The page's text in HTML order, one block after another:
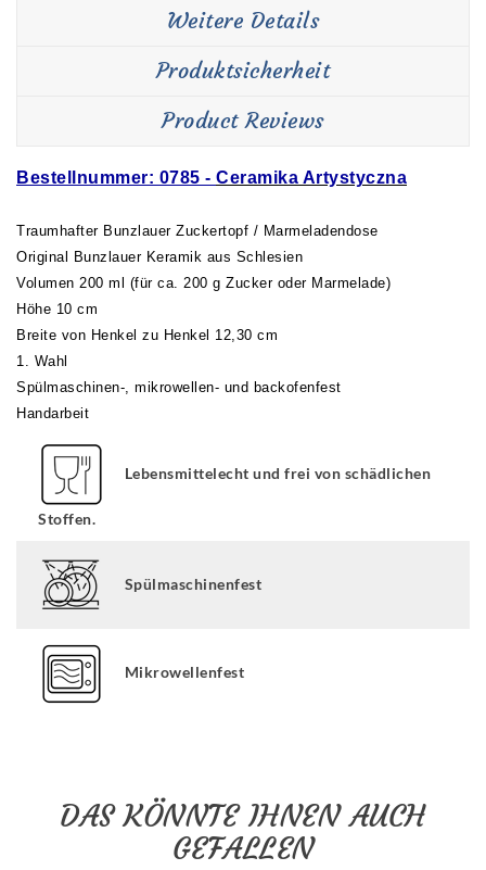
Weitere Details
Produktsicherheit
Product Reviews
Bestellnummer: 0785 - Ceramika Artystyczna
Traumhafter Bunzlauer Zuckertopf / Marmeladendose
Original Bunzlauer Keramik aus Schlesien
Volumen 200 ml (für ca. 200 g Zucker oder Marmelade)
Höhe 10 cm
Breite von Henkel zu Henkel 12,30 cm
1. Wahl
Spülmaschinen-, mikrowellen- und backofenfest
Handarbeit
Lebensmittelecht und frei von schädlichen
Stoffen.
Spülmaschinenfest
Mikrowellenfest
DAS KÖNNTE IHNEN AUCH
GEFALLEN